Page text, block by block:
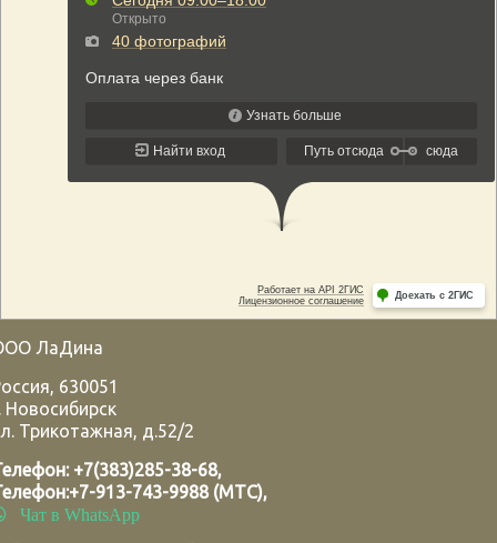
ЛаДина
630051
Новосибирск
Трикотажная, д.52/2
+7(383)285-38-68,
+7-913-743-9988 (МТС),
Чат в WhatsApp